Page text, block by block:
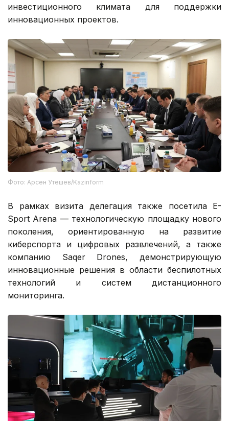
инвестиционного климата для поддержки
инновационных проектов.
Фото: Арсен Утешев/Kazinform
В рамках визита делегация также посетила E-
Sport Arena — технологическую площадку нового
поколения, ориентированную на развитие
киберспорта и цифровых развлечений, а также
компанию Saqer Drones, демонстрирующую
инновационные решения в области беспилотных
технологий и систем дистанционного
мониторинга.